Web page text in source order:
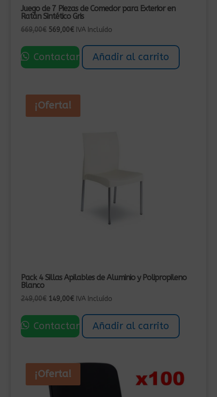
Juego de 7 Piezas de Comedor para Exterior en
Ratán Sintético Gris
669,00€ El
original
era:
569,00€El
actual
es:
IVA Incluído
Contactar Añadir al carrito
¡Oferta!
Pack 4 Sillas Apilables de Aluminio y Polipropileno
Blanco
249,00€ El
original
era:
149,00€El
actual
es:
IVA Incluído
Contactar Añadir al carrito
¡Oferta!